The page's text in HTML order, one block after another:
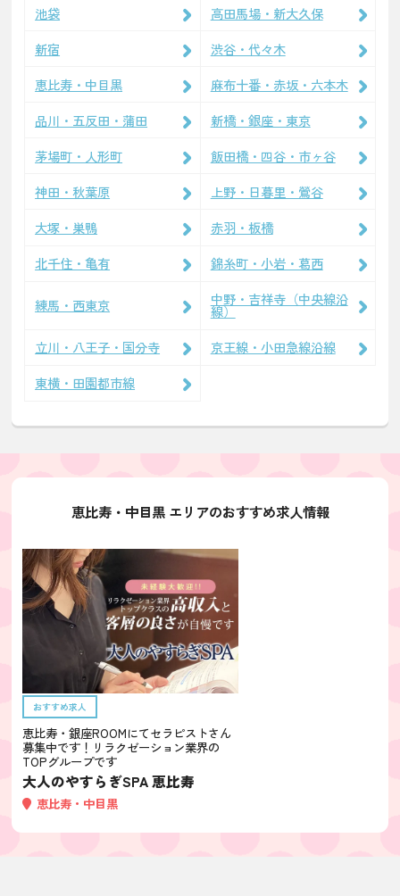
池袋
高田馬場・新大久保
新宿
渋谷・代々木
恵比寿・中目黒
麻布十番・赤坂・六本木
品川・五反田・蒲田
新橋・銀座・東京
茅場町・人形町
飯田橋・四谷・市ヶ谷
神田・秋葉原
上野・日暮里・鶯谷
大塚・巣鴨
赤羽・板橋
北千住・亀有
錦糸町・小岩・葛西
練馬・西東京 中野・吉祥寺（中央線沿
線）
立川・八王子・国分寺
京王線・小田急線沿線
東横・田園都市線
恵比寿・中目黒 エリアのおすすめ求人情報
おすすめ求人
恵比寿・銀座ROOMにてセラピストさん
募集中です！リラクゼーション業界の
TOPグループです
大人のやすらぎSPA 恵比寿
恵比寿・中目黒